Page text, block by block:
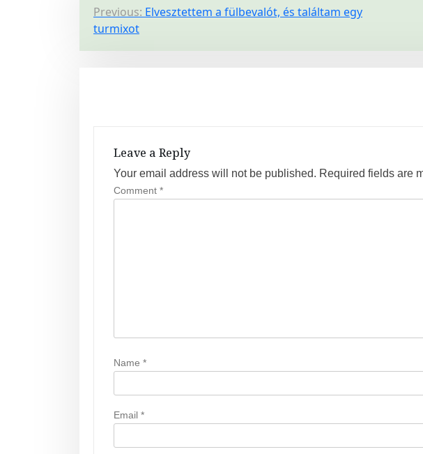
P
o
Previous: Elvesztettem a fülbevalót, és találtam egy
turmixot
Leave a Reply
Your email address will not be published. Required fields are
Comment *
Name *
Email *